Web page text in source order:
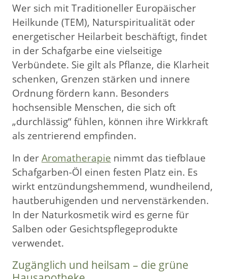
Wer sich mit Traditioneller Europäischer
Heilkunde (TEM), Naturspiritualität oder
energetischer Heilarbeit beschäftigt, findet
in der Schafgarbe eine vielseitige
Verbündete. Sie gilt als Pflanze, die Klarheit
schenken, Grenzen stärken und innere
Ordnung fördern kann. Besonders
hochsensible Menschen, die sich oft
„durchlässig“ fühlen, können ihre Wirkkraft
als zentrierend empfinden.
In derAromatherapie nimmt das tiefblaue
Schafgarben-Öl einen festen Platz ein. Es
wirkt entzündungshemmend, wundheilend,
hautberuhigenden und nervenstärkenden.
In der Naturkosmetik wird es gerne für
Salben oder Gesichtspflegeprodukte
verwendet.
Zugänglich und heilsam – die grüne